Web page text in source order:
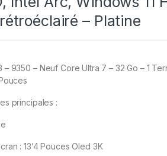
– Platine
– 9350 – Neuf Core Ultra 7 – 32 Go – 1
principales :
: 13’4 Pouces Oled 3K